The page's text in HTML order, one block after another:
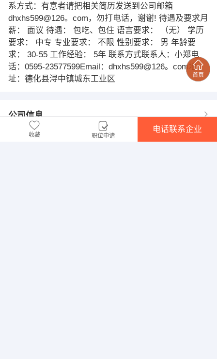
系方式：有意者请把相关简历发送到公司邮箱
dhxhs599@126。com，勿打电话，谢谢! 待遇及要求月
薪： 面议 待遇： 包吃、包住 语言要求： （无） 学历
要求： 中专 专业要求： 不限 性别要求： 男 年龄要
求： 30-55 工作经验： 5年 联系方式联系人：小郑电
话：0595-23577599Email：dhxhs599@126。com地
址：德化县浔中镇城东工业区
公司信息
德化县鑫泓顺旅游置业有限公司
收藏 职位申请
电话联系企业